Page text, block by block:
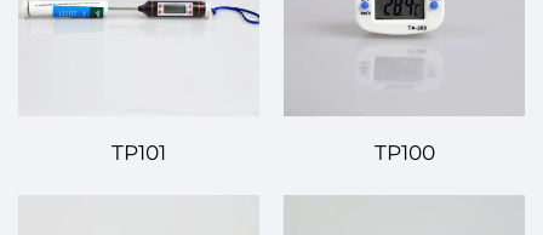
TP101 TP100